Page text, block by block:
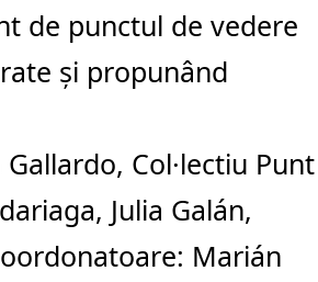
de punctul de vedere
și propunând
Gallardo, Col·lectiu Punt
Julia Galán,
Marián